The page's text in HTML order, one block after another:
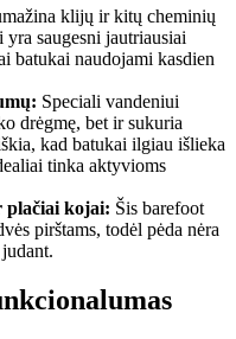
klijų ir kitų cheminių
saugesni jautriausiai
batukai naudojami kasdien
Speciali vandeniui
drėgmę, bet ir sukuria
kad batukai ilgiau išlieka
tinka aktyvioms
plačiai kojai: Šis barefoot
pirštams, todėl pėda nėra